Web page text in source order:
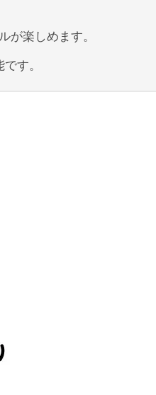
が楽しめます。
す。